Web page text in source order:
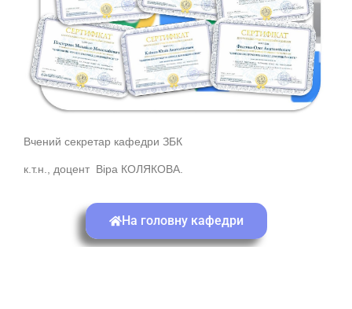
Вчений секретар кафедри ЗБК
к.т.н., доцент Віра КОЛЯКОВА.
На головну кафедри